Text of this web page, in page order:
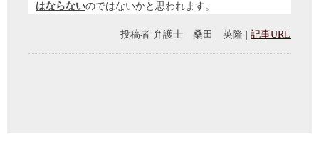
はならないのではないかと思われます。
投稿者 弁護士 桑田 英隆 記事URL